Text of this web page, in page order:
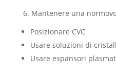
6. Mantenere una
Posizionare CVC
Usare soluzioni di
Usare espansori